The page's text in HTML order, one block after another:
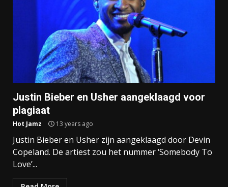
Justin Bieber en Usher aangeklaagd voor
plagiaat
Hot Jamz 13 years ago
Justin Bieber en Usher zijn aangeklaagd door Devin
Copeland. De artiest zou het nummer ‘Somebody To
Love’...